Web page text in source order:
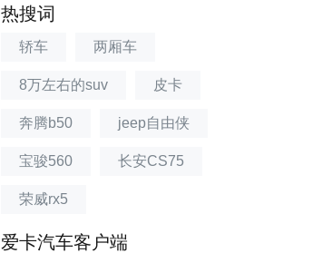
热搜词
轿车 两厢车
8万左右的suv 皮卡
奔腾b50 jeep自由侠
宝骏560 长安CS75
荣威rx5
爱卡汽车客户端